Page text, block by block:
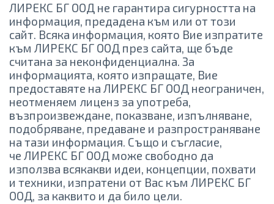
ЛИРЕКС БГ ООД не гарантира сигурността на
информация, предадена към или от този
сайт. Всяка информация, която Вие изпратите
към ЛИРЕКС БГ ООД през сайта, ще бъде
считана за неконфиденциална. За
информацията, която изпращате, Вие
предоставяте на ЛИРЕКС БГ ООД неограничен,
неотменяем лиценз за употреба,
възпроизвеждане, показване, изпълняване,
подобряване, предаване и разпространяване
на тази информация. Също и съгласие,
че ЛИРЕКС БГ ООД може свободно да
използва всякакви идеи, концепции, похвати
и техники, изпратени от Вас към ЛИРЕКС БГ
ООД, за каквито и да било цели.